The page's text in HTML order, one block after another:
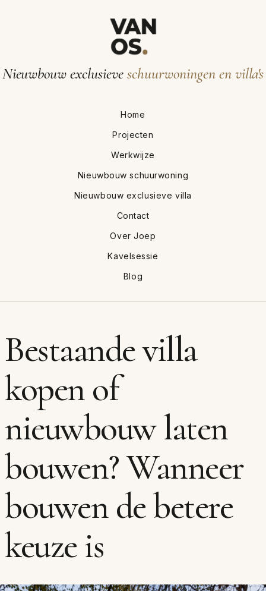
Nieuwbouw exclusieveschuurwoningen en villa's
Home
Projecten
Werkwijze
Nieuwbouw schuurwoning
Nieuwbouw exclusieve villa
Contact
Over Joep
Kavelsessie
Blog
Bestaande villa
kopen of
nieuwbouw laten
bouwen? Wanneer
bouwen de betere
keuze is